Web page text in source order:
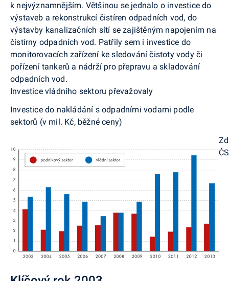
k nejvýznamnějším. Většinou se jednalo o investice do
výstaveb a rekonstrukcí čistíren odpadních vod, do
výstavby kanalizačních sítí se zajištěným napojením na
čistírny odpadních vod. Patřily sem i investice do
monitorovacích zařízení ke sledování čistoty vody či
pořízení tankerů a nádrží pro přepravu a skladování
odpadních vod.
Investice vládního sektoru převažovaly
Investice do nakládání s odpadními vodami podle
sektorů (v mil. Kč, běžné ceny)